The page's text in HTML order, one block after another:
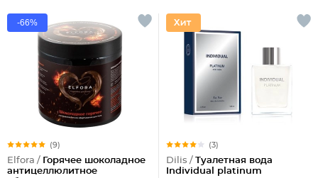
-66%
(9)
Elfora / Горячее шоколадное
антицеллюлитное
(3)
Dilis / Туалетная вода
Individual platinum